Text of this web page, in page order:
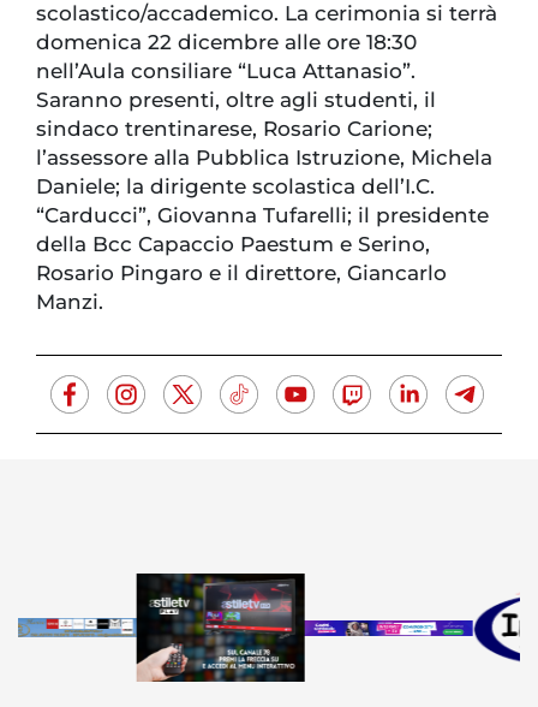
scolastico/accademico. La cerimonia si terrà
domenica 22 dicembre alle ore 18:30
nell’Aula consiliare “Luca Attanasio”.
Saranno presenti, oltre agli studenti, il
sindaco trentinarese, Rosario Carione;
l’assessore alla Pubblica Istruzione, Michela
Daniele; la dirigente scolastica dell’I.C.
“Carducci”, Giovanna Tufarelli; il presidente
della Bcc Capaccio Paestum e Serino,
Rosario Pingaro e il direttore, Giancarlo
Manzi.